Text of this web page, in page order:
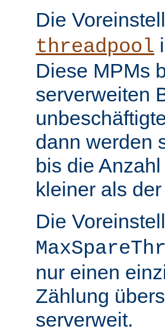
Die
threadpool
Diese MPMs
serverweiten
dann werden
bis die
kleiner als
Die
nur einen
Zählung
serverweit.